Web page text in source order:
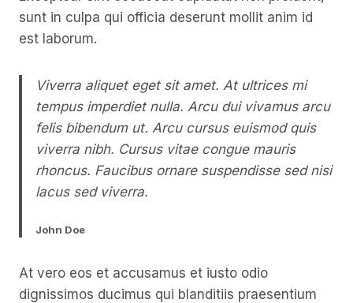
sunt in culpa qui officia deserunt mollit anim id
est laborum.
Viverra aliquet eget sit amet. At ultrices mi
tempus imperdiet nulla. Arcu dui vivamus arcu
felis bibendum ut. Arcu cursus euismod quis
viverra nibh. Cursus vitae congue mauris
rhoncus. Faucibus ornare suspendisse sed nisi
lacus sed viverra.
John Doe
At vero eos et accusamus et iusto odio
dignissimos ducimus qui blanditiis praesentium